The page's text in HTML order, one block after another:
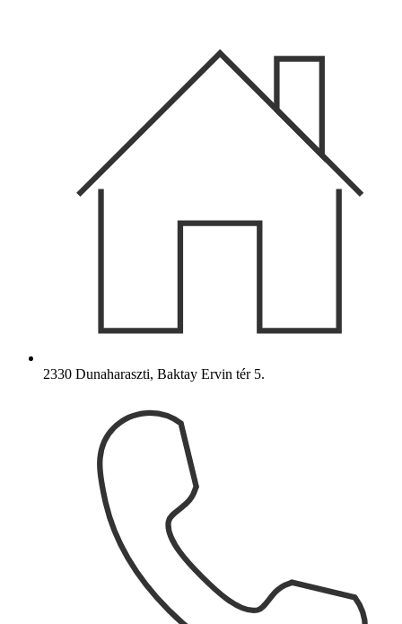
2330 Dunaharaszti, Baktay Ervin tér 5.